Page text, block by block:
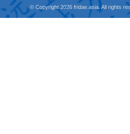
© Copyright 2026 fridae.asia. All rights